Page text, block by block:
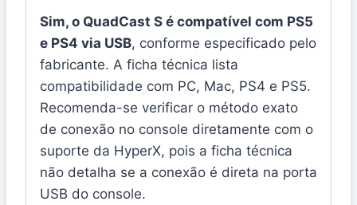
Sim, o QuadCast S é compatível com PS5
e PS4 via USB, conforme especificado pelo
fabricante. A ficha técnica lista
compatibilidade com PC, Mac, PS4 e PS5.
Recomenda-se verificar o método exato
de conexão no console diretamente com o
suporte da HyperX, pois a ficha técnica
não detalha se a conexão é direta na porta
USB do console.